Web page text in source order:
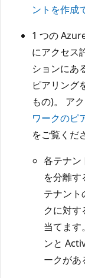
ントを作成
1 つの
にアクセス
ションにあ
ピアリング
もの)。 ア
ワークのピ
をご覧くだ
各テナン
を分離
テナント
クに対す
当てます
ンと
ークがあ